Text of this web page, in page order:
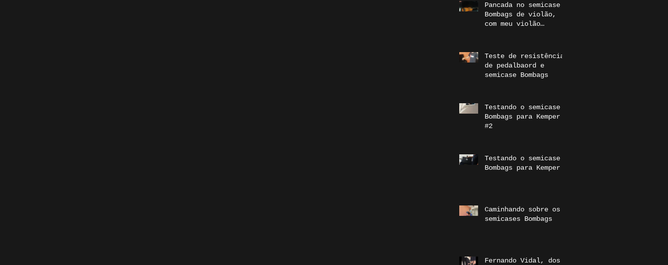
Pancada no semicase
Bombags de violão,
com meu violão
#Bombags
Teste de resistência
de pedalbaord e
semicase Bombags
Testando o semicase
Bombags para Kemper
#2
Testando o semicase
Bombags para Kemper
Caminhando sobre os
semicases Bombags
Fernando Vidal, dos